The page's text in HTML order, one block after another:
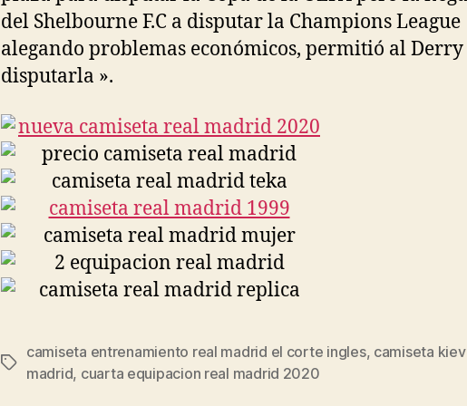
del Shelbourne F.C a disputar la Champions League
alegando problemas económicos, permitió al Derry
disputarla ».
Etiquetas
camiseta entrenamiento real madrid el corte ingles, camiseta
madrid, cuarta equipacion real madrid 2020